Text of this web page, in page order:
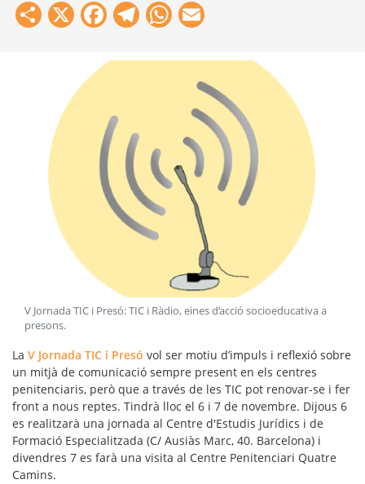
Share
X Facebook
Telegram
WhatsApp
V Jornada TIC i Presó: TIC i Ràdio, eines d’acció socioeducativa a
presons.
La V Jornada TIC i Presó vol ser motiu d’impuls i reflexió sobre
un mitjà de comunicació sempre present en els centres
penitenciaris, però que a través de les TIC pot renovar-se i fer
front a nous reptes. Tindrà lloc el 6 i 7 de novembre. Dijous 6
es realitzarà una jornada al Centre d'Estudis Jurídics i de
Formació Especialitzada (C/ Ausiàs Marc, 40. Barcelona) i
divendres 7 es farà una visita al Centre Penitenciari Quatre
Camins.